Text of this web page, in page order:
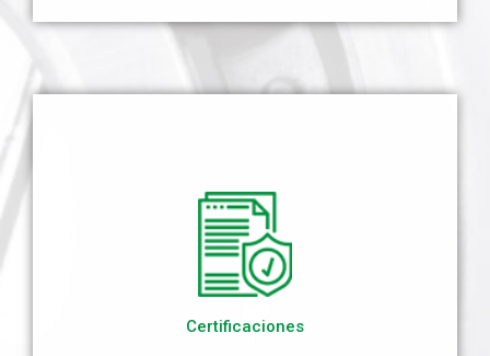
Certificaciones